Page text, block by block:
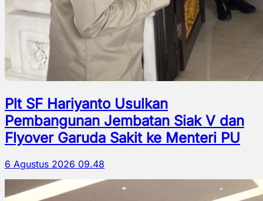
Plt SF Hariyanto Usulkan
Pembangunan Jembatan Siak V dan
Flyover Garuda Sakit ke Menteri PU
6 Agustus 2026 09.48